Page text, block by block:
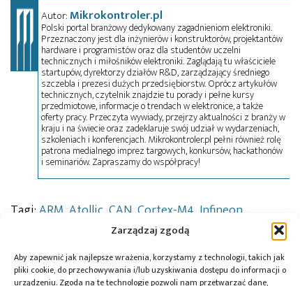
Zarządzaj zgodą
Aby zapewnić jak najlepsze wrażenia, korzystamy z technologii, takich jak
pliki cookie, do przechowywania i/lub uzyskiwania dostępu do informacji o
urządzeniu. Zgoda na te technologie pozwoli nam przetwarzać dane,
Autor:Mikrokontroler.pl
Polski portal branżowy dedykowany zagadnieniom elektroniki.
Przeznaczony jest dla inżynierów i konstruktorów, projektantów
hardware i programistów oraz dla studentów uczelni
technicznych i miłośników elektroniki. Zaglądają tu właściciele
startupów, dyrektorzy działów R&D, zarządzający średniego
szczebla i prezesi dużych przedsiębiorstw. Oprócz artykułów
technicznych, czytelnik znajdzie tu porady i pełne kursy
przedmiotowe, informacje o trendach w elektronice, a także
oferty pracy. Przeczyta wywiady, przejrzy aktualności z branży w
kraju i na świecie oraz zadeklaruje swój udział w wydarzeniach,
szkoleniach i konferencjach. Mikrokontroler.pl pełni również rolę
patrona medialnego imprez targowych, konkursów, hackathonów
i seminariów. Zapraszamy do współpracy!
Tagi: ARM Atollic CAN Cortex-M4 Infineon
UART,XMC4000